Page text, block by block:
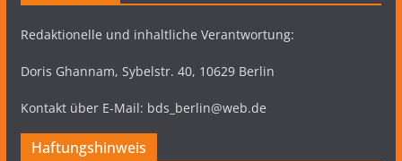
Redaktionelle und inhaltliche Verantwortung:
Doris Ghannam, Sybelstr. 40, 10629 Berlin
Kontakt über E-Mail: bds_berlin@web.de
Haftungshinweis